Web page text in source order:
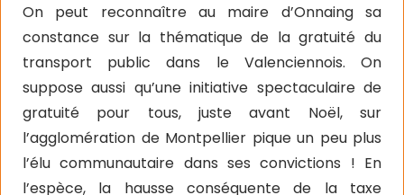
On peut reconnaître au maire d’Onnaing sa
constance sur la thématique de la gratuité du
transport public dans le Valenciennois. On
suppose aussi qu’une initiative spectaculaire de
gratuité pour tous, juste avant Noël, sur
l’agglomération de Montpellier pique un peu plus
l’élu communautaire dans ses convictions ! En
l’espèce, la hausse conséquente de la taxe